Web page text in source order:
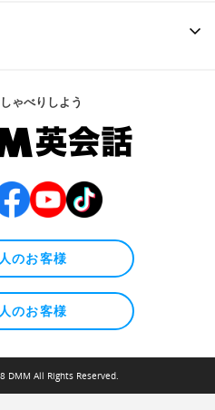
ゃべりしよう
のお客様
のお客様
DMM All Rights Reserved.